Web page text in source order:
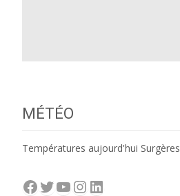
MÉTÉO
Températures aujourd'hui Surgères
Facebook
Twitter
YouTube
Instagram
LinkedIn